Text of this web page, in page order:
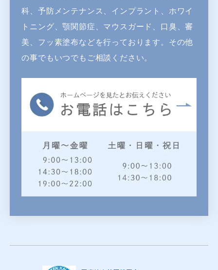
科、予防メンテナンス、インプラント、 ホワイ
トニング、顎関節症、マウスガード、口臭、審
美、フッ素塗布などを行っております。 その他
の事でもいつでもご相談ください。